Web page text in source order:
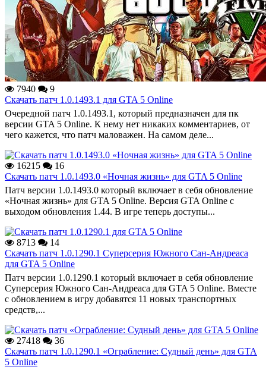
7940
9
Скачать патч 1.0.1493.1 для GTA 5 Online
Очередной патч 1.0.1493.1, который предназначен для пк
версии GTA 5 Online. К нему нет никаких комментариев, от
чего кажется, что патч маловажен. На самом деле...
16215
16
Скачать патч 1.0.1493.0 «Ночная жизнь» для GTA 5 Online
Патч версии 1.0.1493.0 который включает в себя обновление
«Ночная жизнь» для GTA 5 Online. Версия GTA Online с
выходом обновления 1.44. В игре теперь доступы...
8713
14
Скачать патч 1.0.1290.1 Суперсерия Южного Сан-Андреаса
для GTA 5 Online
Патч версии 1.0.1290.1 который включает в себя обновление
Суперсерия Южного Сан-Андреаса для GTA 5 Online. Вместе
с обновлением в игру добавятся 11 новых транспортных
средств,...
27418
36
Скачать патч 1.0.1290.1 «Ограбление: Судный день» для GTA
5 Online